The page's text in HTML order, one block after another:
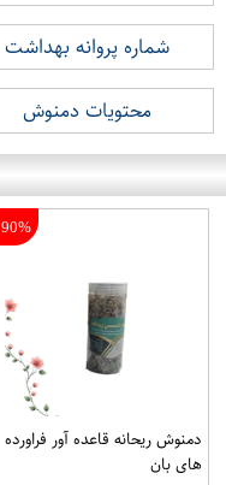
شماره پروانه بهداشت
محتویات دمنوش
90%
دمنوش ریحانه قاعده آور فراورده
های بان